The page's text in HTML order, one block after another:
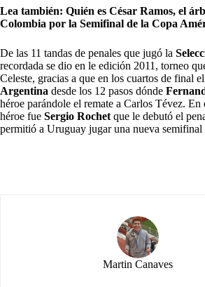
Lea también: Quién es César Ramos, el
Colombia por la Semifinal de la Copa
De las 11 tandas de penales que jugó la
recordada se dio en le edición 2011, torneo
Celeste, gracias a que en los cuartos de final
Argentina desde los 12 pasos dónde
héroe parándole el remate a Carlos Tévez. En
héroe fue Sergio Rochet que le debutó el
permitió a Uruguay jugar una nueva semifinal
Martin Canaves